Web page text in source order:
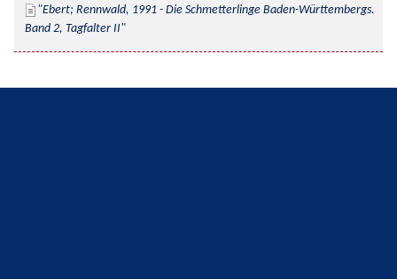
Ebert; Rennwald, 1991 - Die Schmetterlinge Baden-Württembergs.
Band 2, Tagfalter II